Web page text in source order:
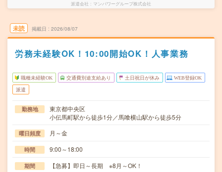
派遣会社 マンパワーグループ株式会社
未読 掲載日 2026/08/07
労務未経験OK！10:00開始OK！人事業務
職種未経験OK 交通費別途支給あり 土日祝日が休み WEB登録OK
派遣
勤務地
東京都中央区
小伝馬町駅から徒歩1分／馬喰横山駅から徒歩5分
曜日頻度 月～金
時間 9:00～18:00
期間 【急募】即日～長期 ※8月～OK！